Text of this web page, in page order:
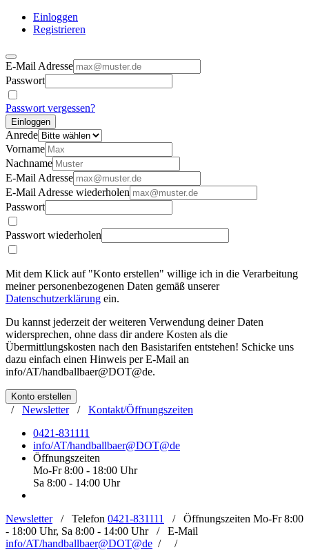
Einloggen
Registrieren
E-Mail Adresse
Passwort
Passwort vergessen?
Einloggen
Anrede
Vorname
Nachname
E-Mail Adresse
E-Mail Adresse wiederholen
Passwort
Passwort wiederholen
Mit dem Klick auf "Konto erstellen" willige ich in die Verarbeitung
meiner personenbezogenen Daten gemäß unserer
Datenschutzerklärung ein.
Du kannst jederzeit der weiteren Verwendung deiner Daten
widersprechen, ohne dass dir andere Kosten als die
Übermittlungskosten nach den Basistarifen entstehen! Schicke uns
dazu einfach einen Hinweis per E-Mail an
info/AT/handballbaer@DOT@de.
Konto erstellen
/ Newsletter/ Kontakt/Öffnungszeiten
0421-831111
info/AT/handballbaer@DOT@de
Öffnungszeiten
Mo-Fr 8:00 - 18:00 Uhr
Sa 8:00 - 14:00 Uhr
Newsletter/ Telefon 0421-831111 / Öffnungszeiten Mo-Fr 8:00
- 18:00 Uhr, Sa 8:00 - 14:00 Uhr / E-Mail
info/AT/handballbaer@DOT@de / /